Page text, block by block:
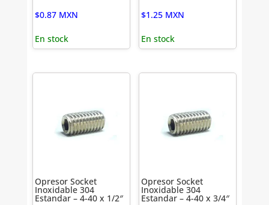
$0.87 MXN
En stock
$1.25 MXN
En stock
Opresor Socket
Inoxidable 304
Estandar – 4-40 x 1/2″
Opresor Socket
Inoxidable 304
Estandar – 4-40 x 3/4″